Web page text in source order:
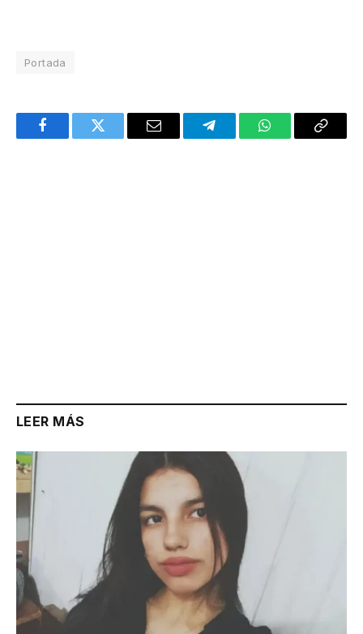
Portada
FacebookTwitter Email TelegramWhatsAppCopy
LEER MÁS